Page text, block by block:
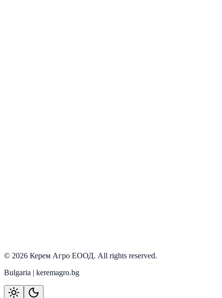
© 2026 Керем Агро ЕООД. All rights reserved.
Bulgaria | keremagro.bg